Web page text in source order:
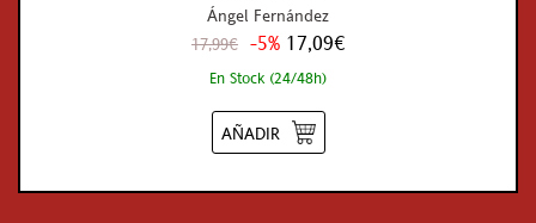
Ángel Fernández
17,99€ -5% 17,09€
En Stock (24/48h)
AÑADIR